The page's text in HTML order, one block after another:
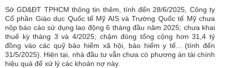
Sở GD&ĐT TPHCM thông tin thêm, tính đến 28/6/2025, Công ty
Cổ phần Giáo dục Quốc tế Mỹ AIS và Trường Quốc tế Mỹ chưa
nộp báo cáo sử dụng lao động 6 tháng đầu năm 2025; chưa khai
thuế kỳ tháng 3 và 4/2025; chậm đóng tổng cộng hơn 31,4 tỷ
đồng vào các quỹ bảo hiểm xã hội, bảo hiểm y tế... (tính đến
31/5/2025). Hiện tại, nhà đầu tư vẫn chưa có phương án tài chính
hiệu quả để xử lý các khoản nợ này.